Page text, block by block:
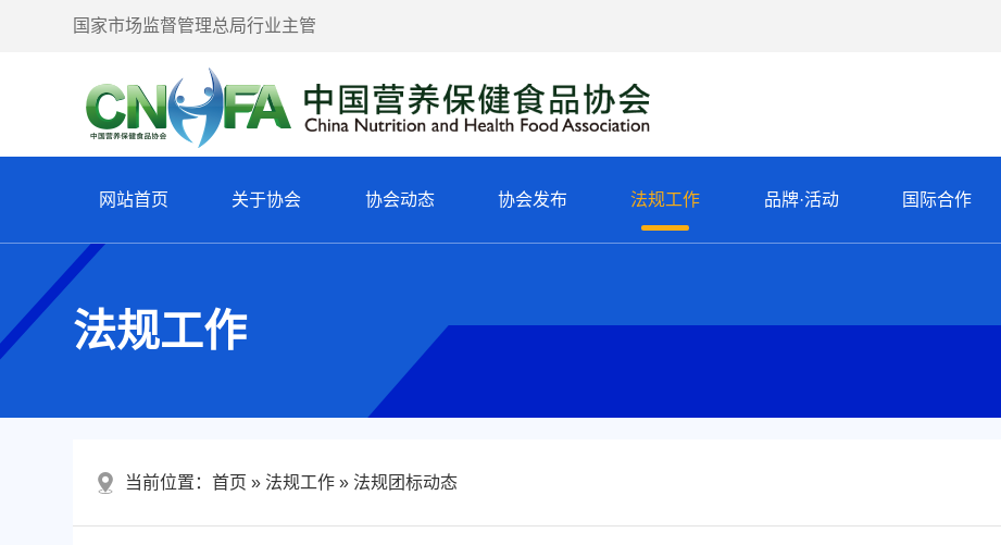
国家市场监督管理总局行业主管
网站首页 关于协会 协会动态 协会发布 法规工作 品牌·活动 国际合作
法规工作
当前位置：首页 法规工作 法规团标动态